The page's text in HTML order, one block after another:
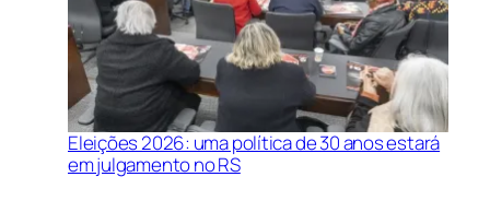
Eleições 2026: uma política de 30 anos estará
em julgamento no RS